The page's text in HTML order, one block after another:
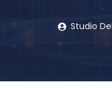
Studio